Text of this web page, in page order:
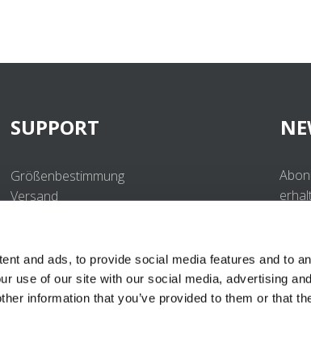
and ads, to provide social media features and to
use of our site with our social media, advertising
information that you’ve provided to them or that
SUPPORT
Größenbestimmung
Versand
Kontakt
UV-Schutzstandard
B2B Portal Login